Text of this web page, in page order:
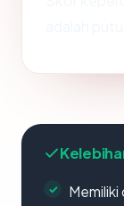
Memiliki